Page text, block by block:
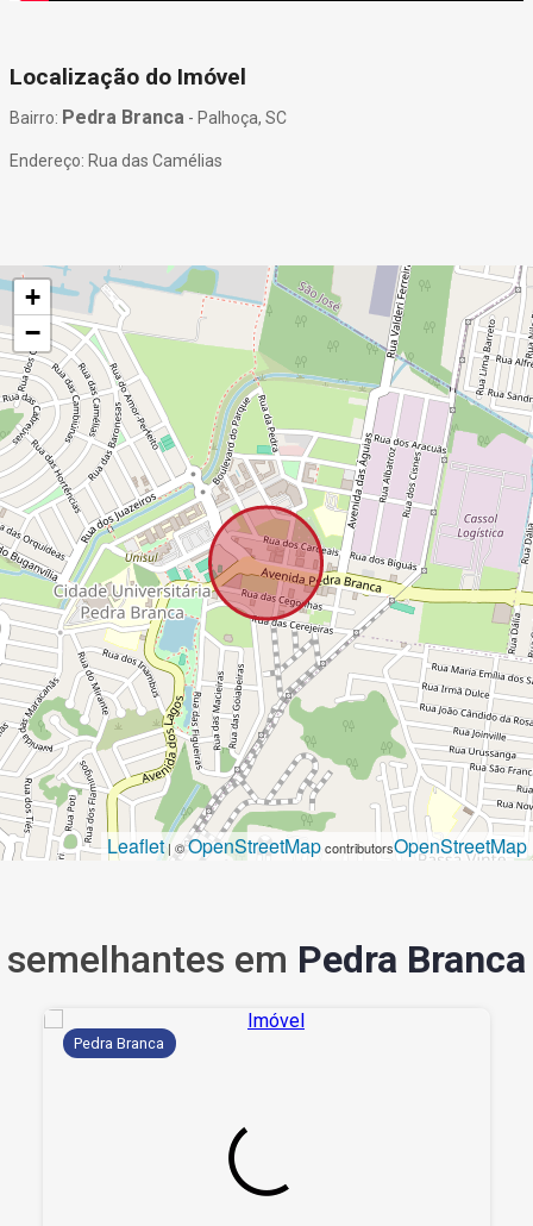
Localização do Imóvel
Bairro: Pedra Branca - Palhoça, SC
Endereço: Rua das Camélias
+
−
Leaflet| ©OpenStreetMapcontributorsOpenStreetMap
semelhantes em Pedra Branca
Pedra Branca